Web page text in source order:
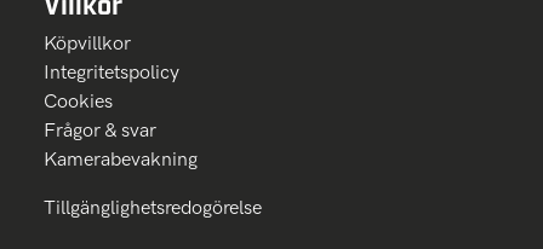
Köpvillkor
Integritetspolicy
Cookies
Frågor & svar
Kamerabevakning
Tillgänglighetsredogörelse